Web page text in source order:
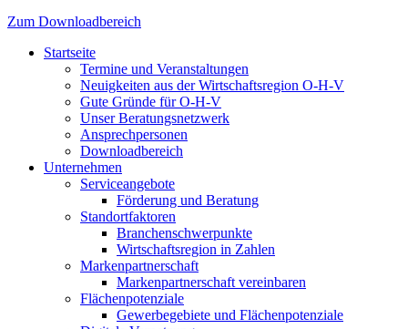
Zum Downloadbereich
Startseite
Termine und Veranstaltungen
Neuigkeiten aus der Wirtschaftsregion O-H-V
Gute Gründe für O-H-V
Unser Beratungsnetzwerk
Ansprechpersonen
Downloadbereich
Unternehmen
Serviceangebote
Förderung und Beratung
Standortfaktoren
Branchenschwerpunkte
Wirtschaftsregion in Zahlen
Markenpartnerschaft
Markenpartnerschaft vereinbaren
Flächenpotenziale
Gewerbegebiete und Flächenpotenziale